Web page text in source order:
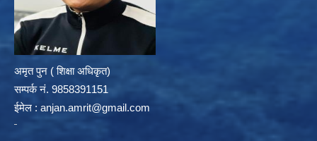
अमृत पुन ( शिक्षा अधिकृत)
सम्पर्क न‌ं. 9858391151
ईमेल : anjan.amrit@gmail.com